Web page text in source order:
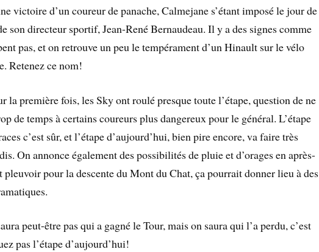
victoire d’un coureur de panache, Calmejane s’étant imposé le jour de
son directeur sportif, Jean-René Bernaudeau. Il y a des signes comme
pas, et on retrouve un peu le tempérament d’un Hinault sur le vélo
Retenez ce nom!
la première fois, les Sky ont roulé presque toute l’étape, question de ne
de temps à certains coureurs plus dangereux pour le général. L’étape
c’est sûr, et l’étape d’aujourd’hui, bien pire encore, va faire très
On annonce également des possibilités de pluie et d’orages en après-
pleuvoir pour la descente du Mont du Chat, ça pourrait donner lieu à des
peut-être pas qui a gagné le Tour, mais on saura qui l’a perdu, c’est
pas l’étape d’aujourd’hui!